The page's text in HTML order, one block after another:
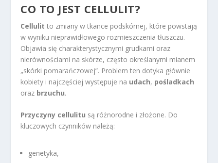
CO TO JEST CELLULIT?
Cellulit to zmiany w tkance podskórnej, które powstają
w wyniku nieprawidłowego rozmieszczenia tłuszczu.
Objawia się charakterystycznymi grudkami oraz
nierównościami na skórze, często określanymi mianem
„skórki pomarańczowej”. Problem ten dotyka głównie
kobiety i najczęściej występuje na udach, pośladkach
oraz brzuchu.
Przyczyny cellulitu są różnorodne i złożone. Do
kluczowych czynników należą:
genetyka,